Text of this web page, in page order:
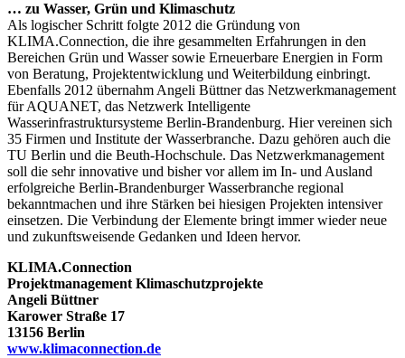
… zu Wasser, Grün und Klimaschutz
Als logischer Schritt folgte 2012 die Gründung von
KLIMA.Connection, die ihre gesammelten Erfahrungen in den
Bereichen Grün und Wasser sowie Erneuerbare Energien in Form
von Beratung, Projektentwicklung und Weiterbildung einbringt.
Ebenfalls 2012 übernahm Angeli Büttner das Netzwerkmanagement
für AQUANET, das Netzwerk Intelligente
Wasserinfrastruktursysteme Berlin-Brandenburg. Hier vereinen sich
35 Firmen und Institute der Wasserbranche. Dazu gehören auch die
TU Berlin und die Beuth-Hochschule. Das Netzwerkmanagement
soll die sehr innovative und bisher vor allem im In- und Ausland
erfolgreiche Berlin-Brandenburger Wasserbranche regional
bekanntmachen und ihre Stärken bei hiesigen Projekten intensiver
einsetzen. Die Verbindung der Elemente bringt immer wieder neue
und zukunftsweisende Gedanken und Ideen hervor.
KLIMA.Connection
Projektmanagement Klimaschutzprojekte
Angeli Büttner
Karower Straße 17
13156 Berlin
www.klimaconnection.de